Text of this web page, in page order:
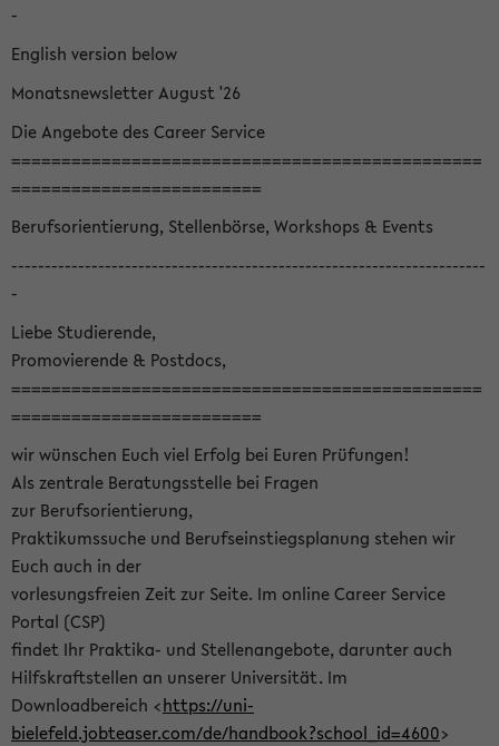
-
English version below
Monatsnewsletter August '26
Die Angebote des Career Service
===============================================
=========================
Berufsorientierung, Stellenbörse, Workshops & Events
-----------------------------------------------------------------------
-
Liebe Studierende,
Promovierende & Postdocs,
===============================================
=========================
wir wünschen Euch viel Erfolg bei Euren Prüfungen!
Als zentrale Beratungsstelle bei Fragen
zur Berufsorientierung,
Praktikumssuche und Berufseinstiegsplanung stehen wir
Euch auch in der
vorlesungsfreien Zeit zur Seite. Im online Career Service
Portal (CSP)
findet Ihr Praktika- und Stellenangebote, darunter auch
Hilfskraftstellen an unserer Universität. Im
Downloadbereich <https://uni-
bielefeld.jobteaser.com/de/handbook?school_id=4600>